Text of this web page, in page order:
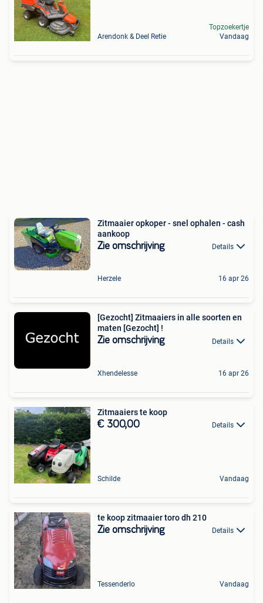
Arendonk & Deel Retie
Topzoekertje
Vandaag
Zitmaaier opkoper - snel ophalen - cash
aankoop
Zie omschrijving Details
Herzele 16 apr 26
[Gezocht] Zitmaaiers in alle soorten en
maten [Gezocht] !
Zie omschrijving Details
Xhendelesse 16 apr 26
Zitmaaiers te koop
€ 300,00 Details
Schilde Vandaag
te koop zitmaaier toro dh 210
Zie omschrijving Details
Tessenderlo Vandaag